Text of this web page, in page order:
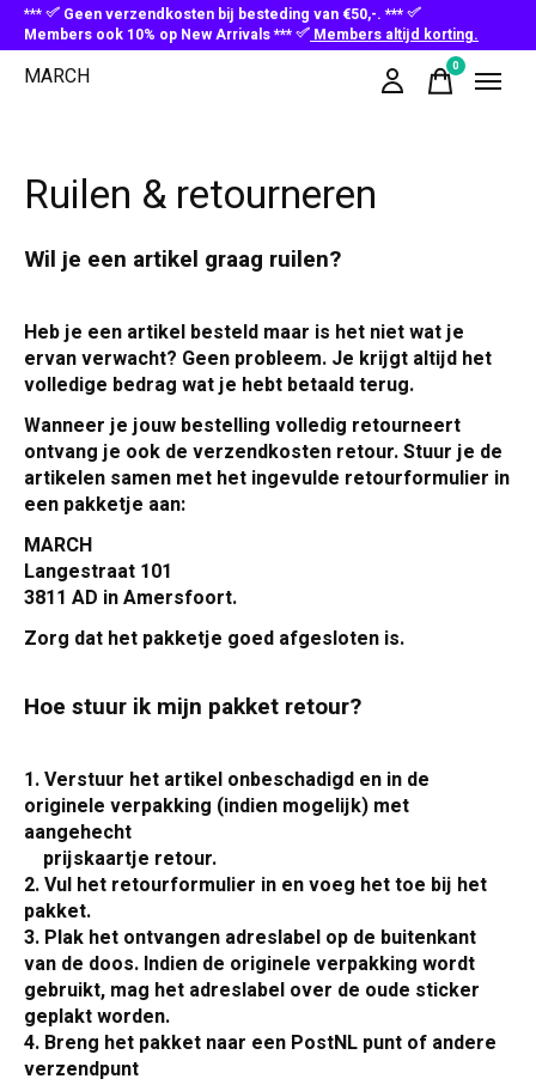
***
Geen verzendkosten bij besteding van €50,-. ***
Members ook 10% op New Arrivals ***
Members altijd korting.
MARCH 0items
Ruilen & retourneren
Wil je een artikel graag ruilen?
Heb je een artikel besteld maar is het niet wat je
ervan verwacht? Geen probleem. Je krijgt altijd het
volledige bedrag wat je hebt betaald terug.
Wanneer je jouw bestelling volledig retourneert
ontvang je ook de verzendkosten retour. Stuur je de
artikelen samen met het ingevulde retourformulier in
een pakketje aan:
MARCH
Langestraat 101
3811 AD in Amersfoort.
Zorg dat het pakketje goed afgesloten is.
Hoe stuur ik mijn pakket retour?
1. Verstuur het artikel onbeschadigd en in de
originele verpakking (indien mogelijk) met
aangehecht
prijskaartje retour.
2. Vul het retourformulier in en voeg het toe bij het
pakket.
3. Plak het ontvangen adreslabel op de buitenkant
van de doos. Indien de originele verpakking wordt
gebruikt, mag het adreslabel over de oude sticker
geplakt worden.
4. Breng het pakket naar een PostNL punt of andere
verzendpunt